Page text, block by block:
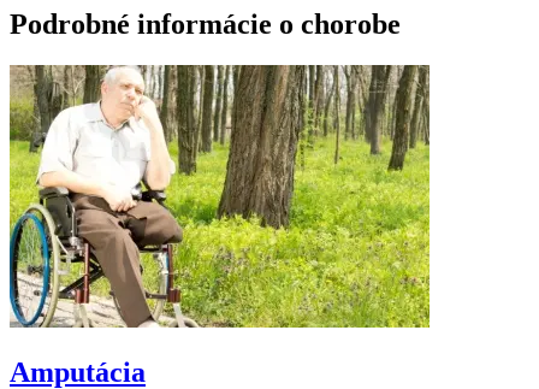
Podrobné informácie o chorobe
Amputácia